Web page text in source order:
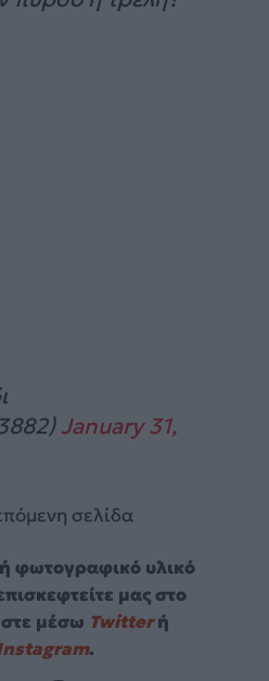
January 31,
σελίδα
φωτογραφικό υλικό
μας στο
μέσω Twitterή
.